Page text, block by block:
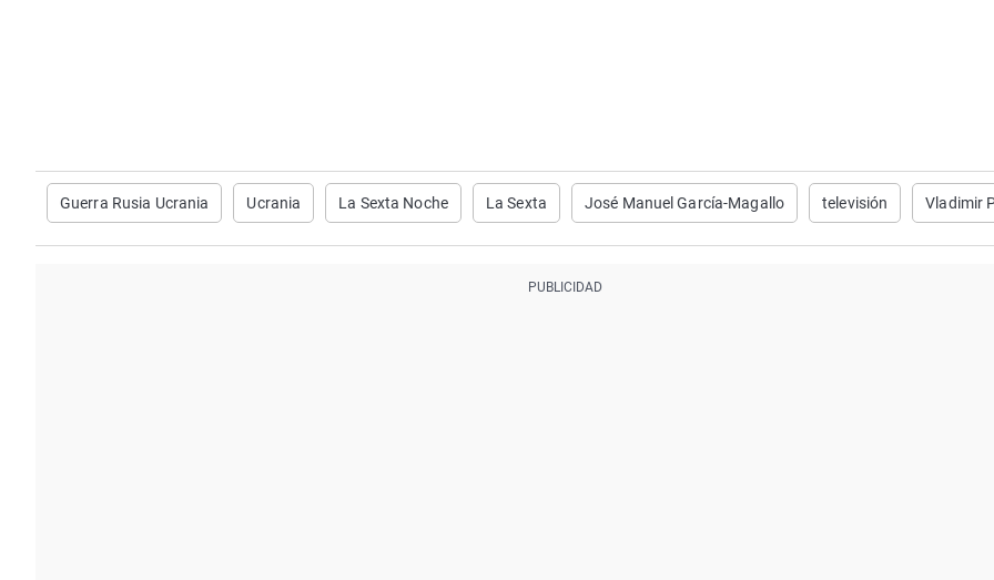
Guerra Rusia Ucrania Ucrania La Sexta Noche La Sexta José Manuel García-Magallo televisión Vladimir